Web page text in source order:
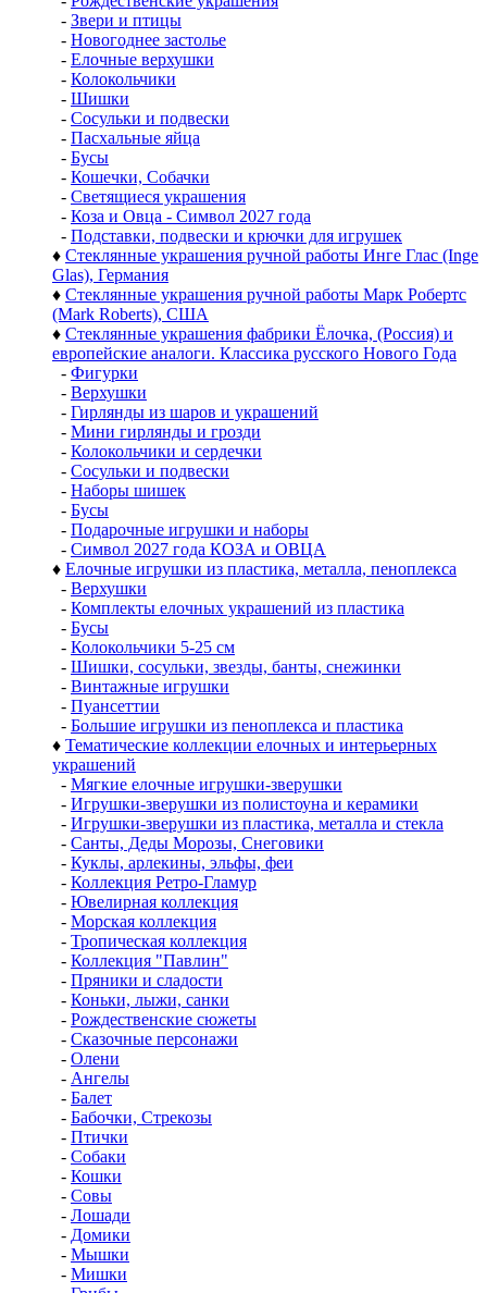
- Звери и птицы
- Новогоднее застолье
- Елочные верхушки
- Колокольчики
- Шишки
- Сосульки и подвески
- Пасхальные яйца
- Бусы
- Кошечки, Собачки
- Светящиеся украшения
- Коза и Овца - Символ 2027 года
- Подставки, подвески и крючки для игрушек
♦ Стеклянные украшения ручной работы Инге Глас (Inge
Glas), Германия
♦ Стеклянные украшения ручной работы Марк Робертс
(Mark Roberts), США
♦ Стеклянные украшения фабрики Ёлочка, (Россия) и
европейские аналоги. Классика русского Нового Года
- Фигурки
- Верхушки
- Гирлянды из шаров и украшений
- Мини гирлянды и грозди
- Колокольчики и сердечки
- Сосульки и подвески
- Наборы шишек
- Бусы
- Подарочные игрушки и наборы
- Символ 2027 года КОЗА и ОВЦА
♦ Елочные игрушки из пластика, металла, пеноплекса
- Верхушки
- Комплекты елочных украшений из пластика
- Бусы
- Колокольчики 5-25 см
- Шишки, сосульки, звезды, банты, снежинки
- Винтажные игрушки
- Пуансеттии
- Большие игрушки из пеноплекса и пластика
♦ Тематические коллекции елочных и интерьерных
украшений
- Мягкие елочные игрушки-зверушки
- Игрушки-зверушки из полистоуна и керамики
- Игрушки-зверушки из пластика, металла и стекла
- Санты, Деды Морозы, Снеговики
- Куклы, арлекины, эльфы, феи
- Коллекция Ретро-Гламур
- Ювелирная коллекция
- Морская коллекция
- Тропическая коллекция
- Коллекция "Павлин"
- Пряники и сладости
- Коньки, лыжи, санки
- Рождественские сюжеты
- Сказочные персонажи
- Олени
- Ангелы
- Балет
- Бабочки, Стрекозы
- Птички
- Собаки
- Кошки
- Совы
- Лошади
- Домики
- Мышки
- Мишки